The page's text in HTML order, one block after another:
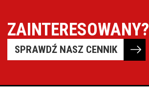
ZAINTERESOWANY?
SPRAWDŹ NASZ CENNIK